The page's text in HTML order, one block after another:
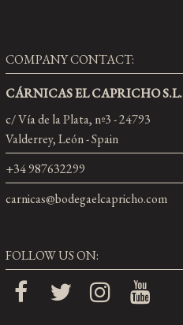
COMPANY CONTACT:
CÁRNICAS EL CAPRICHO S.L.
c/ Vía de la Plata, nº3 - 24793
Valderrey, León - Spain
+34 987632299
carnicas@bodegaelcapricho.com
FOLLOW US ON: